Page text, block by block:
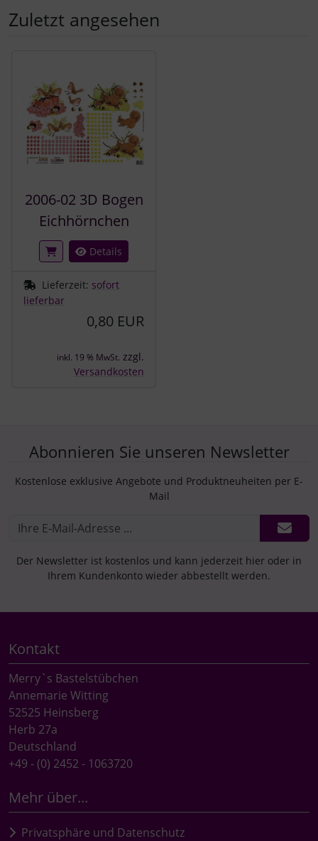
Zuletzt angesehen
2006-02 3D Bogen
Eichhörnchen
Details
Lieferzeit: sofort
lieferbar
0,80 EUR
inkl. 19 % MwSt. zzgl.
Versandkosten
Abonnieren Sie unseren Newsletter
Kostenlose exklusive Angebote und Produktneuheiten per E-
Mail
Der Newsletter ist kostenlos und kann jederzeit hier oder in
Ihrem Kundenkonto wieder abbestellt werden.
Kontakt
Merry`s Bastelstübchen
Annemarie Witting
52525 Heinsberg
Herb 27a
Deutschland
+49 - (0) 2452 - 1063720
Mehr über...
Privatsphäre und Datenschutz